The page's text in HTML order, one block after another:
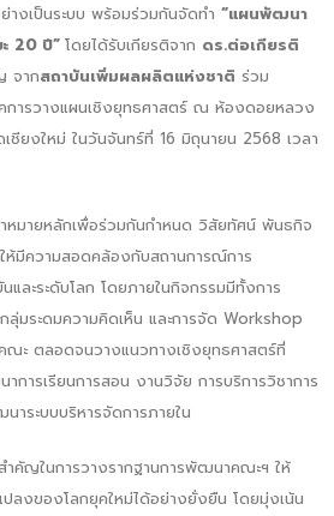
งเป็นระบบ พร้อมร่วมกันจัดทำ “แผนพัฒนา
20 ปี” โดยได้รับเกียรติจาก ดร.ต่อเกียรติ
จากสถาบันเพิ่มผลผลิตแห่งชาติ ร่วม
การวางแผนเชิงยุทธศาสตร์ ณ ห้องดอยหลวง
ชียงใหม่ ในวันจันทร์ที่ 16 มิถุนายน 2568 เวลา
หมายหลักเพื่อร่วมกันกำหนด วิสัยทัศน์ พันธกิจ
ห้มีความสอดคล้องกับสถานการณ์การ
และระดับโลก โดยภายในกิจกรรมมีทั้งการ
ลุ่มระดมความคิดเห็น และการจัด Workshop
ณะ ตลอดจนวางแนวทางเชิงยุทธศาสตร์ที่
ารเรียนการสอน งานวิจัย การบริการวิชาการ
าระบบบริหารจัดการภายใน
ำคัญในการวางรากฐานการพัฒนาคณะฯ ให้
ปลงของโลกยุคใหม่ได้อย่างยั่งยืน โดยมุ่งเน้น